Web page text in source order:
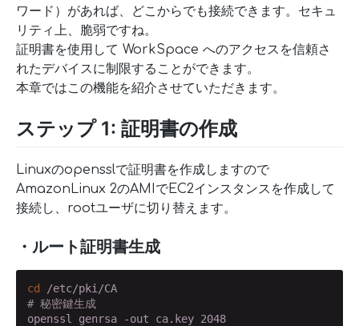
ワード）があれば、どこからでも接続できます。セキュ
リティ上、脆弱ですね。
証明書を使用して WorkSpace へのアクセスを信頼さ
れたデバイスに制限することができます。
本章ではこの機能を紹介させていただきます。
ステップ 1: 証明書の作成
Linuxのopensslで証明書を作成しますので
AmazonLinux 2のAMIでEC2インスタンスを作成して
接続し、rootユーザに切り替えます。
・ルート証明書生成
cd
/etc/pki/CA
# 秘密鍵生成
openssl genrsa -out ca.key 2048